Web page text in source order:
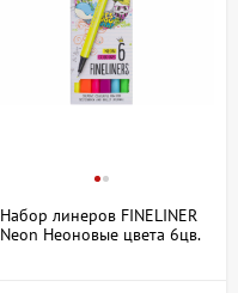
Набор линеров FINELINER
Neon Неоновые цвета 6цв.